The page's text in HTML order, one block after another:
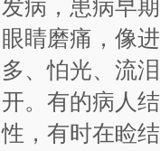
发病，患病早
眼睛磨痛，像
多、怕光、流
开。有的病人
性，有时在睑